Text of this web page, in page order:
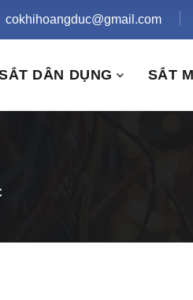
cokhihoangduc@gmail.com
DÂN DỤNG SẮT